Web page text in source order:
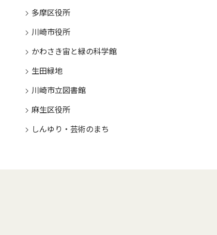
多摩区役所
川崎市役所
かわさき宙と緑の科学館
生田緑地
川崎市立図書館
麻生区役所
しんゆり・芸術のまち